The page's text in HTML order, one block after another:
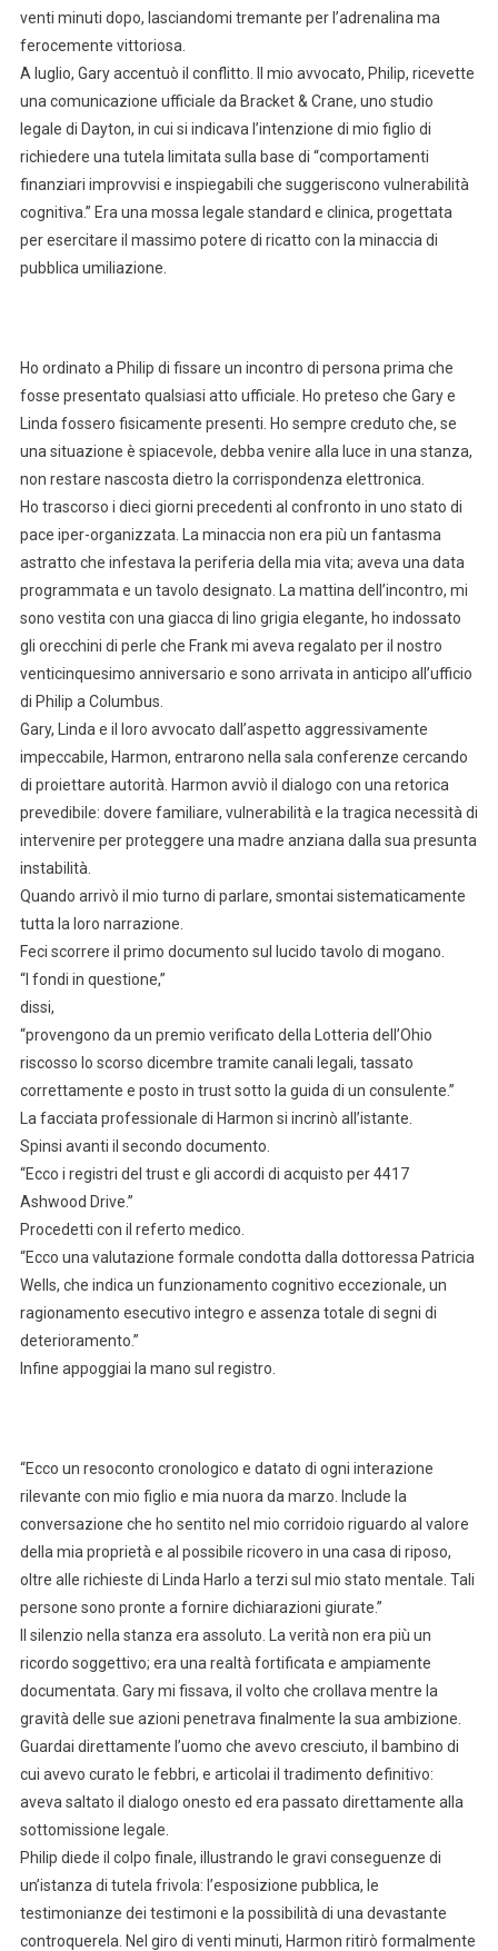
venti minuti dopo, lasciandomi tremante per l’adrenalina ma
ferocemente vittoriosa.
A luglio, Gary accentuò il conflitto. Il mio avvocato, Philip, ricevette
una comunicazione ufficiale da Bracket & Crane, uno studio
legale di Dayton, in cui si indicava l’intenzione di mio figlio di
richiedere una tutela limitata sulla base di “comportamenti
finanziari improvvisi e inspiegabili che suggeriscono vulnerabilità
cognitiva.” Era una mossa legale standard e clinica, progettata
per esercitare il massimo potere di ricatto con la minaccia di
pubblica umiliazione.
Ho ordinato a Philip di fissare un incontro di persona prima che
fosse presentato qualsiasi atto ufficiale. Ho preteso che Gary e
Linda fossero fisicamente presenti. Ho sempre creduto che, se
una situazione è spiacevole, debba venire alla luce in una stanza,
non restare nascosta dietro la corrispondenza elettronica.
Ho trascorso i dieci giorni precedenti al confronto in uno stato di
pace iper-organizzata. La minaccia non era più un fantasma
astratto che infestava la periferia della mia vita; aveva una data
programmata e un tavolo designato. La mattina dell’incontro, mi
sono vestita con una giacca di lino grigia elegante, ho indossato
gli orecchini di perle che Frank mi aveva regalato per il nostro
venticinquesimo anniversario e sono arrivata in anticipo all’ufficio
di Philip a Columbus.
Gary, Linda e il loro avvocato dall’aspetto aggressivamente
impeccabile, Harmon, entrarono nella sala conferenze cercando
di proiettare autorità. Harmon avviò il dialogo con una retorica
prevedibile: dovere familiare, vulnerabilità e la tragica necessità di
intervenire per proteggere una madre anziana dalla sua presunta
instabilità.
Quando arrivò il mio turno di parlare, smontai sistematicamente
tutta la loro narrazione.
Feci scorrere il primo documento sul lucido tavolo di mogano.
“I fondi in questione,”
dissi,
“provengono da un premio verificato della Lotteria dell’Ohio
riscosso lo scorso dicembre tramite canali legali, tassato
correttamente e posto in trust sotto la guida di un consulente.”
La facciata professionale di Harmon si incrinò all’istante.
Spinsi avanti il secondo documento.
“Ecco i registri del trust e gli accordi di acquisto per 4417
Ashwood Drive.”
Procedetti con il referto medico.
“Ecco una valutazione formale condotta dalla dottoressa Patricia
Wells, che indica un funzionamento cognitivo eccezionale, un
ragionamento esecutivo integro e assenza totale di segni di
deterioramento.”
Infine appoggiai la mano sul registro.
“Ecco un resoconto cronologico e datato di ogni interazione
rilevante con mio figlio e mia nuora da marzo. Include la
conversazione che ho sentito nel mio corridoio riguardo al valore
della mia proprietà e al possibile ricovero in una casa di riposo,
oltre alle richieste di Linda Harlo a terzi sul mio stato mentale. Tali
persone sono pronte a fornire dichiarazioni giurate.”
Il silenzio nella stanza era assoluto. La verità non era più un
ricordo soggettivo; era una realtà fortificata e ampiamente
documentata. Gary mi fissava, il volto che crollava mentre la
gravità delle sue azioni penetrava finalmente la sua ambizione.
Guardai direttamente l’uomo che avevo cresciuto, il bambino di
cui avevo curato le febbri, e articolai il tradimento definitivo:
aveva saltato il dialogo onesto ed era passato direttamente alla
sottomissione legale.
Philip diede il colpo finale, illustrando le gravi conseguenze di
un’istanza di tutela frivola: l’esposizione pubblica, le
testimonianze dei testimoni e la possibilità di una devastante
controquerela. Nel giro di venti minuti, Harmon ritirò formalmente